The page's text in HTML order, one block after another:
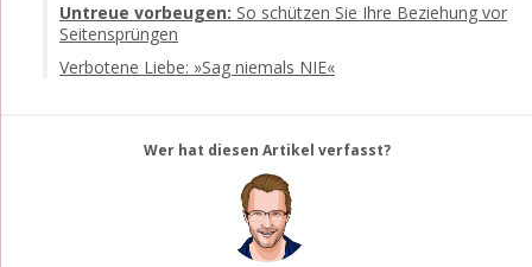
Untreue vorbeugen: So schützen Sie Ihre Beziehung vor
Seitensprüngen
Verbotene Liebe: »Sag niemals NIE«
Wer hat diesen Artikel verfasst?